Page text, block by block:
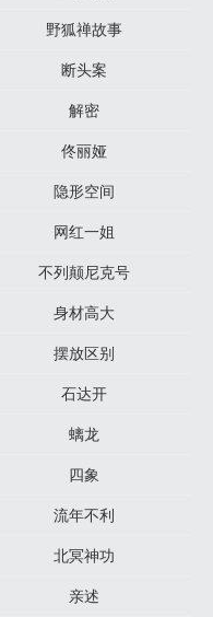
野狐禅故事
断头案
解密
佟丽娅
隐形空间
网红一姐
不列颠尼克号
身材高大
摆放区别
石达开
螭龙
四象
流年不利
北冥神功
亲述